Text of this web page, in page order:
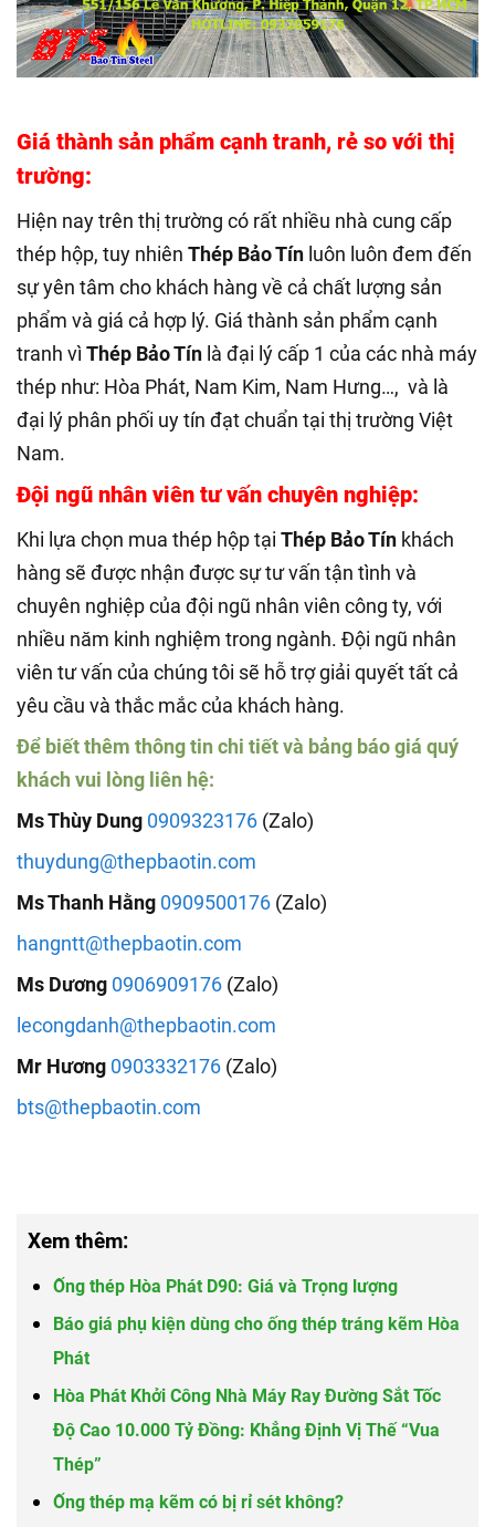
Giá thành sản phẩm cạnh tranh, rẻ so với thị
trường:
Hiện nay trên thị trường có rất nhiều nhà cung cấp
thép hộp, tuy nhiên Thép Bảo Tín luôn luôn đem đến
sự yên tâm cho khách hàng về cả chất lượng sản
phẩm và giá cả hợp lý. Giá thành sản phẩm cạnh
tranh vì Thép Bảo Tín là đại lý cấp 1 của các nhà máy
thép như: Hòa Phát, Nam Kim, Nam Hưng…, và là
đại lý phân phối uy tín đạt chuẩn tại thị trường Việt
Nam.
Đội ngũ nhân viên tư vấn chuyên nghiệp:
Khi lựa chọn mua thép hộp tại Thép Bảo Tín khách
hàng sẽ được nhận được sự tư vấn tận tình và
chuyên nghiệp của đội ngũ nhân viên công ty, với
nhiều năm kinh nghiệm trong ngành. Đội ngũ nhân
viên tư vấn của chúng tôi sẽ hỗ trợ giải quyết tất cả
yêu cầu và thắc mắc của khách hàng.
Để biết thêm thông tin chi tiết và bảng báo giá quý
khách vui lòng liên hệ:
Ms Thùy Dung 0909323176 (Zalo)
thuydung@thepbaotin.com
Ms Thanh Hằng 0909500176 (Zalo)
hangntt@thepbaotin.com
Ms Dương 0906909176 (Zalo)
lecongdanh@thepbaotin.com
Mr Hương 0903332176 (Zalo)
bts@thepbaotin.com
Xem thêm:
Ống thép Hòa Phát D90: Giá và Trọng lượng
Báo giá phụ kiện dùng cho ống thép tráng kẽm Hòa
Phát
Hòa Phát Khởi Công Nhà Máy Ray Đường Sắt Tốc
Độ Cao 10.000 Tỷ Đồng: Khẳng Định Vị Thế “Vua
Thép”
Ống thép mạ kẽm có bị rỉ sét không?